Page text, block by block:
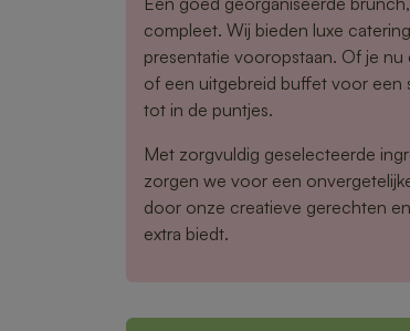
compleet. Wij bieden luxe
presentatie vooropstaan. Of je
of een uitgebreid buffet voor een
tot in de puntjes.
Met zorgvuldig geselecteerde
zorgen we voor een
door onze creatieve gerechten
extra biedt.